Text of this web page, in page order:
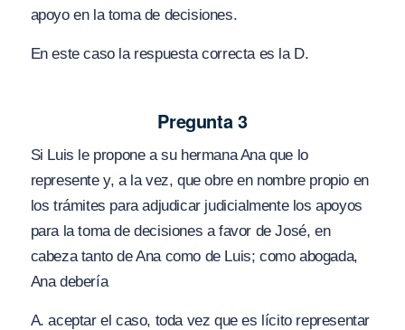
apoyo en la toma de decisiones.
En este caso la respuesta correcta es la D.
Pregunta 3
Si Luis le propone a su hermana Ana que lo
represente y, a la vez, que obre en nombre propio en
los trámites para adjudicar judicialmente los apoyos
para la toma de decisiones a favor de José, en
cabeza tanto de Ana como de Luis; como abogada,
Ana debería
A. aceptar el caso, toda vez que es lícito representar